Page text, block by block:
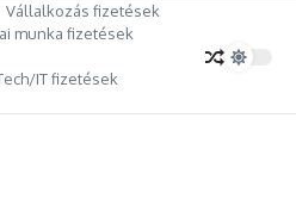
Vállalkozás fizetések
munka fizetések
IT fizetések